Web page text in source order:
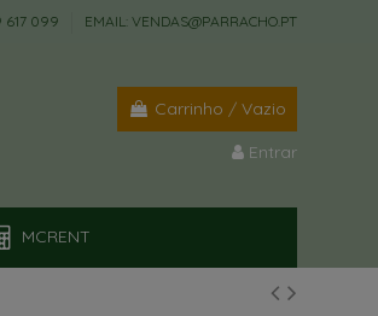
617 099 EMAIL: VENDAS@PARRACHO.PT
Carrinho / Vazio
Entrar
MCRENT